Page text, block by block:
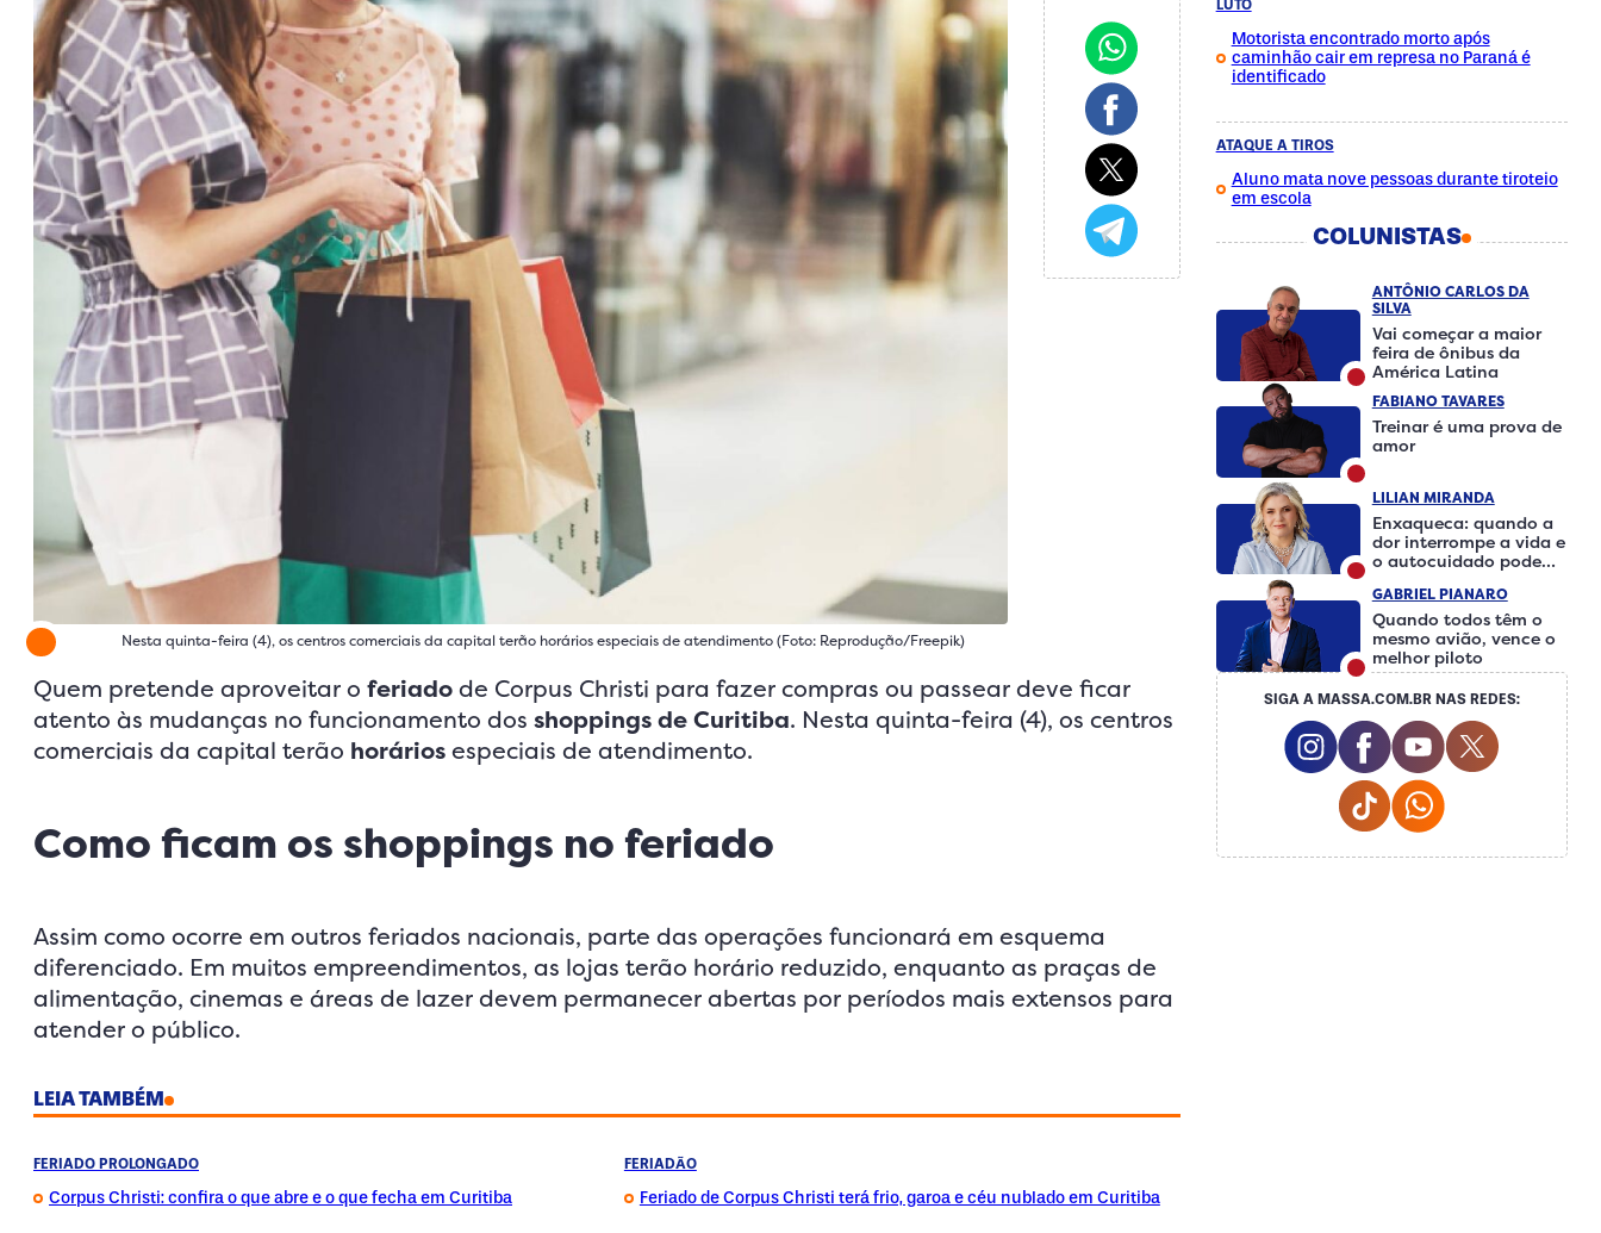
Nesta quinta-feira (4), os centros comerciais da capital terão horários especiais de atendimento (Foto: Reprodução/Freepik)
Quem pretende aproveitar o feriadode Corpus Christi para fazer compras ou passear deve ficar
atento às mudanças no funcionamento dos shoppings de Curitiba. Nesta quinta-feira (4), os centros
comerciais da capital terão horáriosespeciais de atendimento.
Como ficam os shoppings no feriado
Assim como ocorre em outros feriados nacionais, parte das operações funcionará em esquema
diferenciado. Em muitos empreendimentos, as lojas terão horário reduzido, enquanto as praças de
alimentação, cinemas e áreas de lazer devem permanecer abertas por períodos mais extensos para
atender o público.
LEIA TAMBÉM
FERIADO PROLONGADO
Corpus Christi: confira o que abre e o que fecha em Curitiba
FERIADÃO
Feriado de Corpus Christi terá frio, garoa e céu nublado em Curitiba
LUTO
Motorista encontrado morto após
caminhão cair em represa no Paraná é
identificado
ATAQUE A TIROS
Aluno mata nove pessoas durante tiroteio
em escola
COLUNISTAS
ANTÔNIO CARLOS DA
SILVA
Vai começar a maior
feira de ônibus da
América Latina
FABIANO TAVARES
Treinar é uma prova de
amor
LILIAN MIRANDA
Enxaqueca: quando a
dor interrompe a vida e
o autocuidado pode
GABRIEL PIANARO
Quando todos têm o
mesmo avião, vence o
melhor piloto
SIGA A MASSA.COM.BR NAS REDES:
Instagram Social Media
Facebook Social
Youtube Social
Twitter
Tiktok Social Media
Whatsapp